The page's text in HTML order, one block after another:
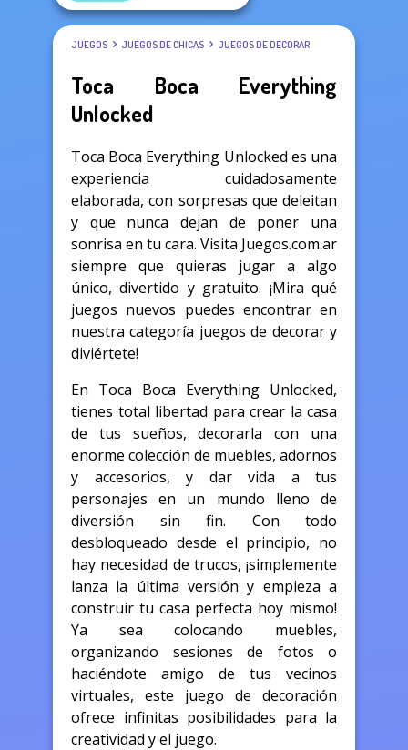
JUEGOS JUEGOS DE CHICAS JUEGOS DE DECORAR
Toca Boca Everything
Unlocked
Toca Boca Everything Unlocked es una
experiencia cuidadosamente
elaborada, con sorpresas que deleitan
y que nunca dejan de poner una
sonrisa en tu cara. Visita Juegos.com.ar
siempre que quieras jugar a algo
único, divertido y gratuito. ¡Mira qué
juegos nuevos puedes encontrar en
nuestra categoría juegos de decorar y
diviértete!
En Toca Boca Everything Unlocked,
tienes total libertad para crear la casa
de tus sueños, decorarla con una
enorme colección de muebles, adornos
y accesorios, y dar vida a tus
personajes en un mundo lleno de
diversión sin fin. Con todo
desbloqueado desde el principio, no
hay necesidad de trucos, ¡simplemente
lanza la última versión y empieza a
construir tu casa perfecta hoy mismo!
Ya sea colocando muebles,
organizando sesiones de fotos o
haciéndote amigo de tus vecinos
virtuales, este juego de decoración
ofrece infinitas posibilidades para la
creatividad y el juego.